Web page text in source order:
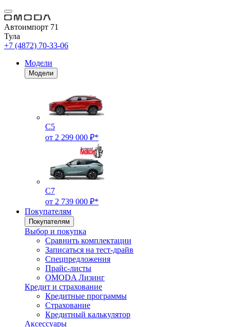
Автоимпорт 71
Тула
+7 (4872) 70-33-06
Модели
Модели
C5
от 2 299 000 ₽*
C7
от 2 739 000 ₽*
Покупателям
Покупателям
Выбор и покупка
Сравнить комплектации
Записаться на тест-драйв
Cпецпредложения
Прайс-листы
OMODA Лизинг
Кредит и страхование
Кредитные программы
Страхование
Кредитный калькулятор
Аксессуары